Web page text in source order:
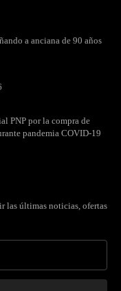
a anciana de 90 años
PNP por la compra de
pandemia COVID-19
las últimas noticias, ofertas